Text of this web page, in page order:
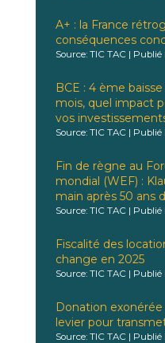
A+ : la France
conséquences
Source: TIC TAC Publié
BCE : 4 ème
mois, quel impact
vos
Source: TIC TAC Publié
Fin de règne au
mondial (WEF) :
main après 50 ans
Source: TIC TAC Publié
Fiscalité des
change en 2025
Source: TIC TAC Publié
Donation
levier pour
Source: TIC TAC Publié